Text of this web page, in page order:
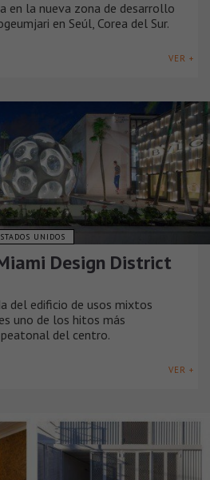
en la nueva zona de desarrollo
en Seúl, Corea del Sur.
VER +
UNIDOS
Design District
del edificio de usos mixtos
uno de los hitos más
del centro.
VER +